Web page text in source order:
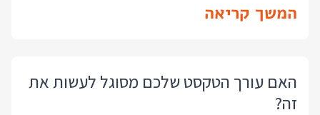
המשך קריאה
האם עורך הטקסט שלכם מסוגל לעשות את
זה?